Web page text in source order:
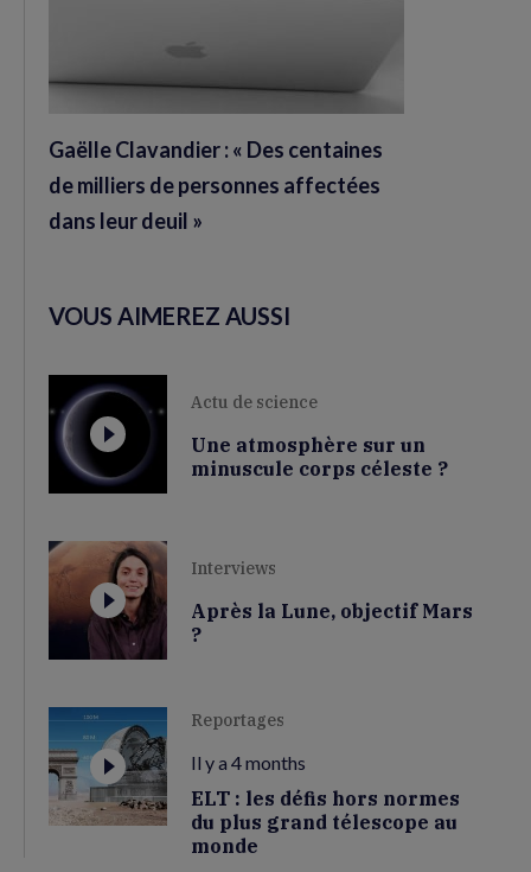
Gaëlle Clavandier : « Des centaines
de milliers de personnes affectées
dans leur deuil »
VOUS AIMEREZ AUSSI
Actu de science
Une atmosphère sur un
minuscule corps céleste ?
Interviews
Après la Lune, objectif Mars
?
Reportages
Il y a 4 months
ELT : les défis hors normes
du plus grand télescope au
monde